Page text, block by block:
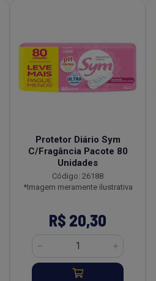
Protetor Diário Sym
C/Fragância Pacote 80
Unidades
Código: 26188
*Imagem meramente ilustrativa
R$ 20,30